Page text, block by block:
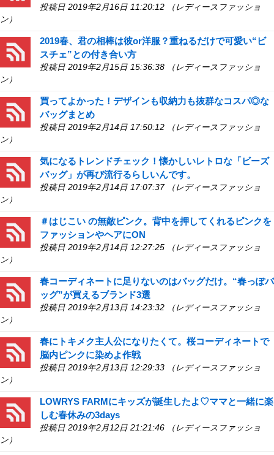
投稿日 2019年2月16日 11:20:12 （レディースファッショ
ン）
2019春、君の相棒は彼or洋服？重ねるだけで可愛い“ビ
スチェ”との付き合い方
投稿日 2019年2月15日 15:36:38 （レディースファッショ
ン）
買ってよかった！デザインも収納力も抜群なコスパ◎な
バッグまとめ
投稿日 2019年2月14日 17:50:12 （レディースファッショ
ン）
気になるトレンドチェック！懐かしいレトロな「ビーズ
バッグ」が再び流行るらしいんです。
投稿日 2019年2月14日 17:07:37 （レディースファッショ
ン）
＃はじこい の無敵ピンク。背中を押してくれるピンクを
ファッションやヘアにON
投稿日 2019年2月14日 12:27:25 （レディースファッショ
ン）
春コーディネートに足りないのはバッグだけ。“春っぽバ
ッグ”が買えるブランド3選
投稿日 2019年2月13日 14:23:32 （レディースファッショ
ン）
春にトキメク主人公になりたくて。桜コーディネートで
脳内ピンクに染めよ作戦
投稿日 2019年2月13日 12:29:33 （レディースファッショ
ン）
LOWRYS FARMにキッズが誕生したよ♡ママと一緒に楽
しむ春休みの3days
投稿日 2019年2月12日 21:21:46 （レディースファッショ
ン）